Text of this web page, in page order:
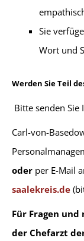
Sie
Wort und
Werden Sie Teil
Bitte senden Sie
Carl-von-
oder per E-Mail
saalekreis.de
Für Fragen
der Chefarzt